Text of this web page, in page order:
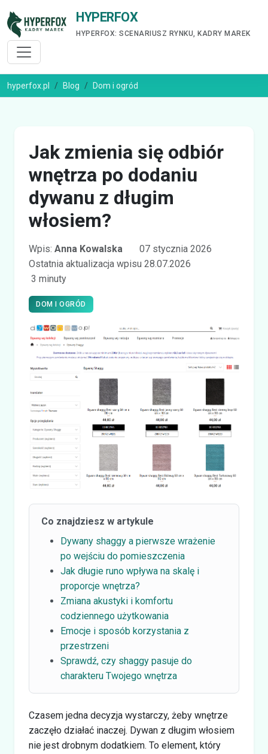
HYPERFOX
HYPERFOX: SCENARIUSZ RYNKU, KADRY MAREK
hyperfox.pl Blog Dom i ogród
Jak zmienia się odbiór
wnętrza po dodaniu
dywanu z długim
włosiem?
Wpis: Anna Kowalska
07 stycznia 2026
Ostatnia aktualizacja wpisu 28.07.2026
3 minuty
DOM I OGRÓD
Co znajdziesz w artykule
Dywany shaggy a pierwsze wrażenie
po wejściu do pomieszczenia
Jak długie runo wpływa na skalę i
proporcje wnętrza?
Zmiana akustyki i komfortu
codziennego użytkowania
Emocje i sposób korzystania z
przestrzeni
Sprawdź, czy shaggy pasuje do
charakteru Twojego wnętrza
Czasem jedna decyzja wystarczy, żeby wnętrze
zaczęło działać inaczej. Dywan z długim włosiem
nie jest drobnym dodatkiem. To element, który